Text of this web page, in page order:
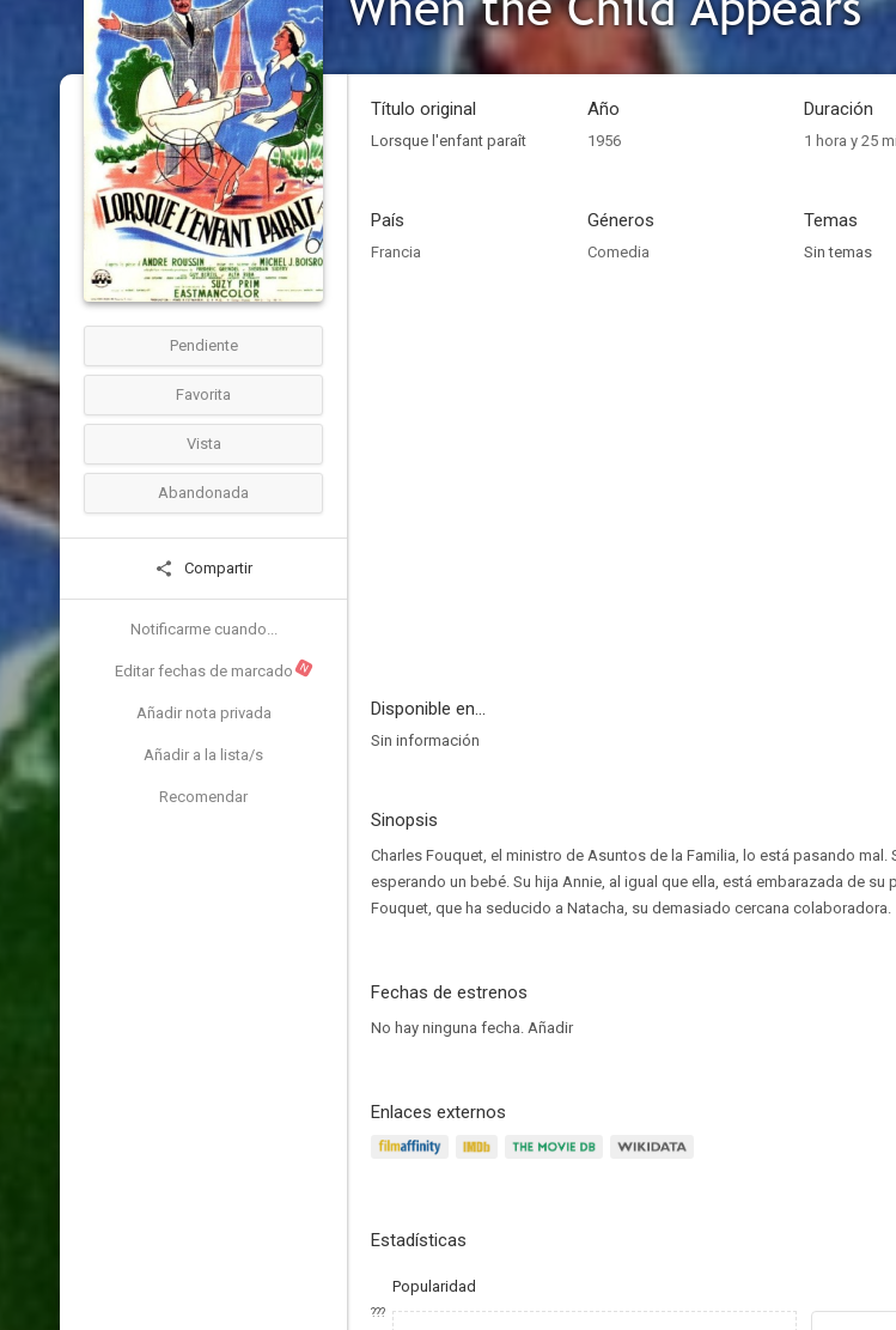
Pendiente
Favorita
Vista
Abandonada
Compartir
Notificarme cuando...
Editar fechas de marcado N
Añadir nota privada
Añadir a la lista/s
Recomendar
Título original
Lorsque l'enfant paraît
Año
1956
Duración
1 hora y 25
País
Francia
Géneros
Comedia
Temas
Sin temas
Disponible en...
Sin información
Sinopsis
Charles Fouquet, el ministro de Asuntos de la Familia, lo está pasando mal.
esperando un bebé. Su hija Annie, al igual que ella, está embarazada de
Fouquet, que ha seducido a Natacha, su demasiado cercana colaboradora.
Fechas de estrenos
No hay ninguna fecha. Añadir
Enlaces externos
Estadísticas
Popularidad
???